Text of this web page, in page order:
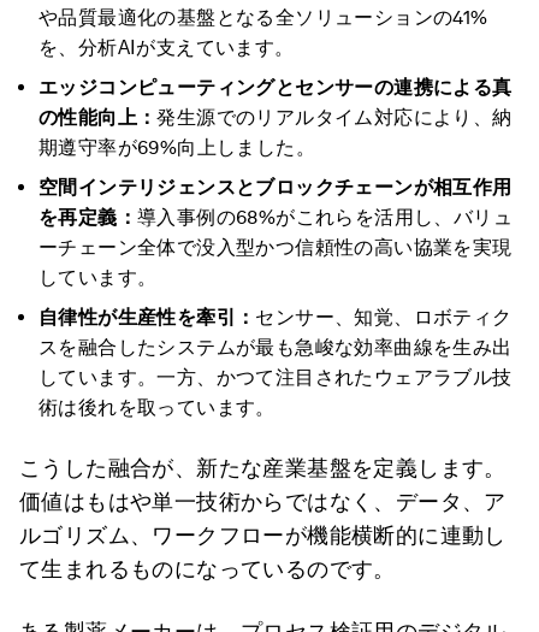
や品質最適化の基盤となる全ソリューションの41%
を、分析AIが支えています。
エッジコンピューティングとセンサーの連携による真
の性能向上：発生源でのリアルタイム対応により、納
期遵守率が69%向上しました。
空間インテリジェンスとブロックチェーンが相互作用
を再定義： 導入事例の68%がこれらを活用し、バリュ
ーチェーン全体で没入型かつ信頼性の高い協業を実現
しています。
自律性が生産性を牽引： センサー、知覚、ロボティク
スを融合したシステムが最も急峻な効率曲線を生み出
しています。一方、かつて注目されたウェアラブル技
術は後れを取っています。
こうした融合が、新たな産業基盤を定義します。
価値はもはや単一技術からではなく、データ、ア
ルゴリズム、ワークフローが機能横断的に連動し
て生まれるものになっているのです。